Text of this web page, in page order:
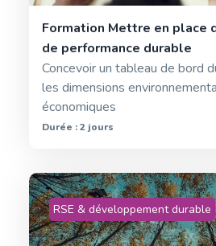
Formation Mettre en place
de performance durable
Concevoir un tableau de bord
les dimensions
économiques
Durée : 2 jours
RSE & développement durable